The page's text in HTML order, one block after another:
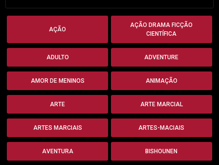
AÇÃO
AÇÃO DRAMA FICÇÃO
CIENTÍFICA
ADULTO ADVENTURE
AMOR DE MENINOS ANIMAÇÃO
ARTE ARTE MARCIAL
ARTES MARCIAIS ARTES-MACIAIS
AVENTURA BISHOUNEN